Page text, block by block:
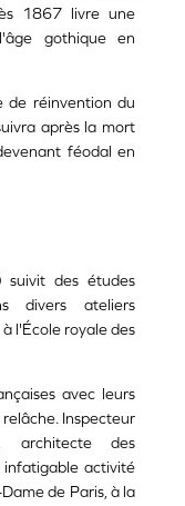
1867 livre une
gothique en
de réinvention du
après la mort
féodal en
suivit des études
divers ateliers
l'École royale des
avec leurs
Inspecteur
architecte des
activité
de Paris, à la